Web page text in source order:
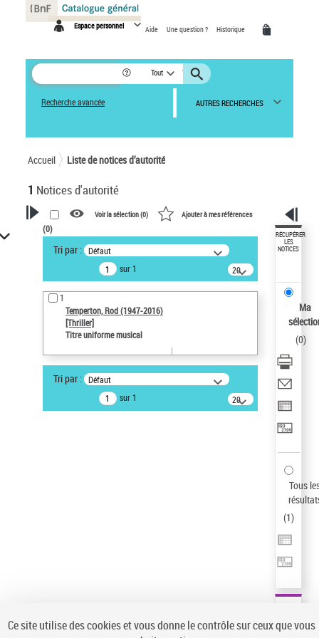
Espace personnel Aide Une question ? Historique
Tout
Recherche avancée AUTRES RECHERCHES
Accueil Liste de notices d’autorité
1 Notices d'autorité
VOTRE RECHERCHE
Recherche avancée dans les
notices d’autorité
Œuvres liées à l'auteur :
Temperton, Rod (1947-2016)
Type de notice d'autorité
Type de notice d'autorité
Voir la sélection (0) Ajouter à mes références
(0)
Tri par : Défaut
sur 1
20
résultats/page
1
Temperton, Rod (1947-2016)
[Thriller]
Titre uniforme musical
Tri par : Défaut
sur 1
20
résultats/page
RÉCUPÉRER
LES
NOTICES
Ma
(0)
Tous
(1)
Panneau de gestion des cookies
Ce site utilise des cookies et vous donne le contrôle sur ceux que vous